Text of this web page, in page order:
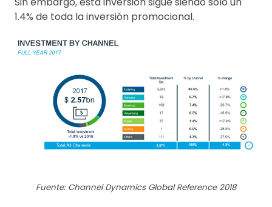
1.4% de toda la inversión promocional.
Fuente: Channel Dynamics Global Reference 2018